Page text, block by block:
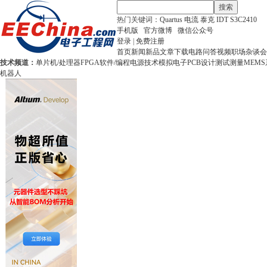
搜索
热门关键词： Quartus 电流 泰克 IDT S3C2410
手机版
官方微博
微信公众号
登录 免费注册
首页新闻新品文章下载电路问答视频职场杂谈
技术频道： 单片机/处理器FPGA软件/编程电源技术模拟电子PCB设计测试测量MEMS
机器人